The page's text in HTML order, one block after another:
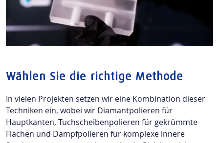
Wählen Sie die richtige Methode
In vielen Projekten setzen wir eine Kombination dieser
Techniken ein, wobei wir Diamantpolieren für
Hauptkanten, Tuchscheibenpolieren für gekrümmte
Flächen und Dampfpolieren für komplexe innere